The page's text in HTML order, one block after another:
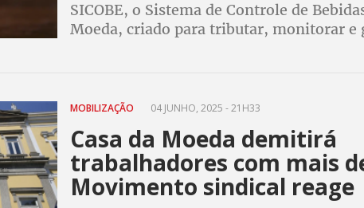
SICOBE, o Sistema de Controle de
Moeda, criado para tributar, monitorar e
MOBILIZAÇÃO 04 JUNHO, 2025 - 21H33
Casa da Moeda demitirá
trabalhadores com mais
Movimento sindical reage